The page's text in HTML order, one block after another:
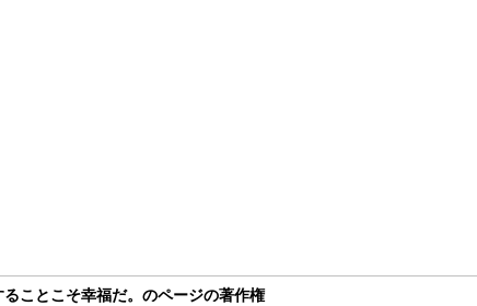
ことこそ幸福だ。のページの著作権